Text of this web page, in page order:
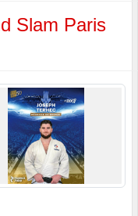
Slam Paris